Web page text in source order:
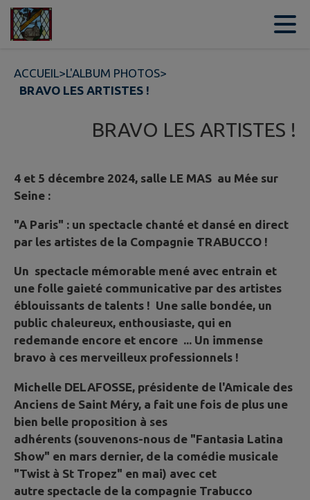
Contenu
ACCUEIL>L'ALBUM PHOTOS>
BRAVO LES ARTISTES !
BRAVO LES ARTISTES !
4 et 5 décembre 2024, salle LE MAS au Mée sur
Seine :
"A Paris" : un spectacle chanté et dansé en direct
par les artistes de la Compagnie TRABUCCO !
Un spectacle mémorable mené avec entrain et
une folle gaieté communicative par des artistes
éblouissants de talents ! Une salle bondée, un
public chaleureux, enthousiaste, qui en
redemande encore et encore ... Un immense
bravo à ces merveilleux professionnels !
Michelle DELAFOSSE, présidente de l'Amicale des
Anciens de Saint Méry, a fait une fois de plus une
bien belle proposition à ses
adhérents (souvenons-nous de "Fantasia Latina
Show" en mars dernier, de la comédie musicale
"Twist à St Tropez" en mai) avec cet
autre spectacle de la compagnie Trabucco